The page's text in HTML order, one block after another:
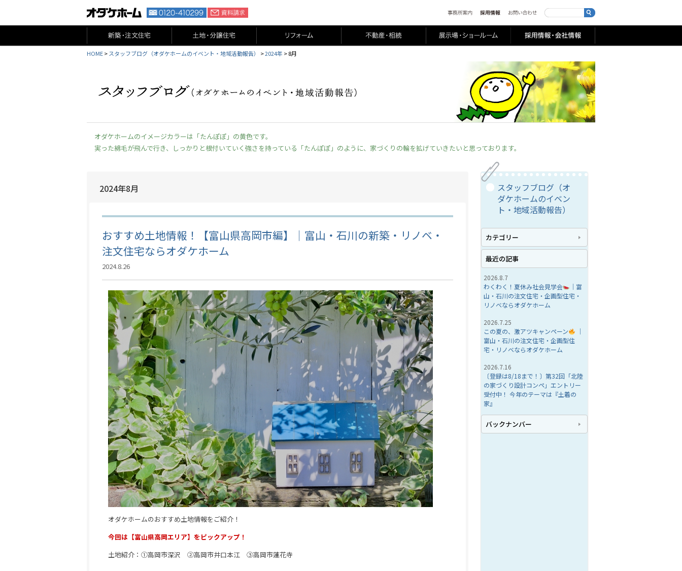
HOME> スタッフブログ（オダケホームのイベント・地域活動報告） >2024年 >8月
オダケホームのイメージカラーは「たんぽぽ」の黄色です。
実った綿毛が飛んで行き、しっかりと根付いていく強さを持っている「たんぽぽ」のように、家づくりの輪を拡げていきたいと思っております。
2024年8月
おすすめ土地情報！【富山県高岡市編】｜富山・石川の新築・リノベ・
注文住宅ならオダケホーム
2024.8.26
オダケホームのおすすめ土地情報をご紹介！
今回は【富山県高岡エリア】をピックアップ！
土地紹介：①高岡市深沢 ②高岡市井口本江 ③高岡市蓮花寺
スタッフブログ（オ
ダケホームのイベン
ト・地域活動報告）
カテゴリー
最近の記事
2026.8.7
わくわく！夏休み社会見学会
｜富
山・石川の注文住宅・企画型住宅・
リノベならオダケホーム
2026.7.25
この夏の、激アツキャンペーン
｜
富山・石川の注文住宅・企画型住
宅・リノベならオダケホーム
2026.7.16
〔登録は8/18まで！〕第32回「北陸
の家づくり設計コンペ」エントリー
受付中！ 今年のテーマは『土着の
家』
バックナンバー